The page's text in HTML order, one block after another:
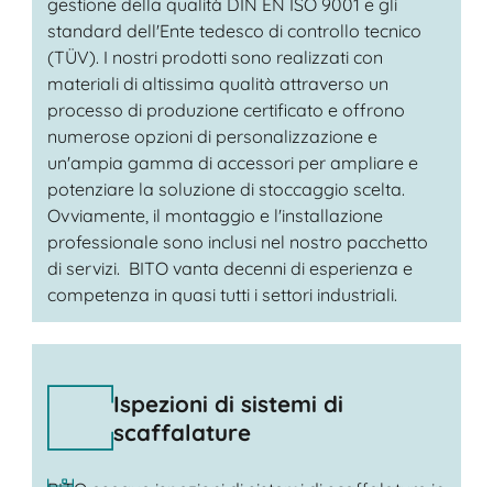
standard dell'Ente tedesco di controllo tecnico
(TÜV). I nostri prodotti sono realizzati con
materiali di altissima qualità attraverso un
processo di produzione certificato e offrono
numerose opzioni di personalizzazione e
un'ampia gamma di accessori per ampliare e
potenziare la soluzione di stoccaggio scelta.
Ovviamente, il montaggio e l'installazione
professionale sono inclusi nel nostro pacchetto
di servizi. BITO vanta decenni di esperienza e
competenza in quasi tutti i settori industriali.
Ispezioni di sistemi di
scaffalature